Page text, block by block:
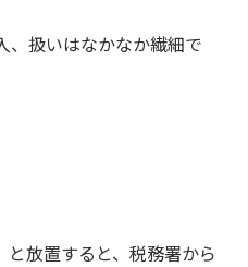
、扱いはなかなか繊細で
と放置すると、税務署から